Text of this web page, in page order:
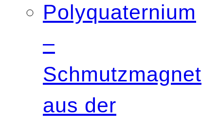
Polyquaternium
–
Schmutzmagnet
aus der